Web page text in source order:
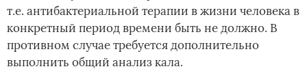
т.е. антибактериальной терапии в жизни человека в
конкретный период времени быть не должно. В
противном случае требуется дополнительно
выполнить общий анализ кала.